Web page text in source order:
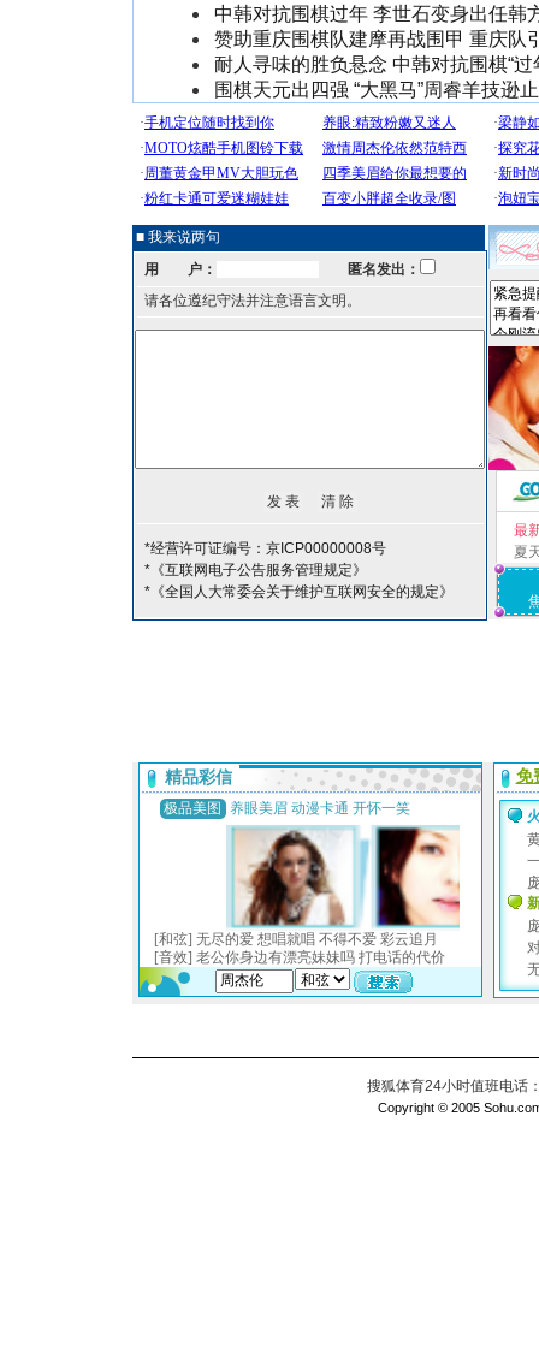
中韩对抗围棋过年 李世石变身出任韩
赞助重庆围棋队建摩再战围甲 重庆队
耐人寻味的胜负悬念 中韩对抗围棋“过
围棋天元出四强 “大黑马”周睿羊技逊
■ 我来说两句
用 户：
匿名发出：
请各位遵纪守法并注意语言文明。
*经营许可证编号：京ICP00000008号
*《互联网电子公告服务管理规定》
*《全国人大常委会关于维护互联网安全的规定》
最
夏
搜狐体育24小时值班电话
Copyright © 2005